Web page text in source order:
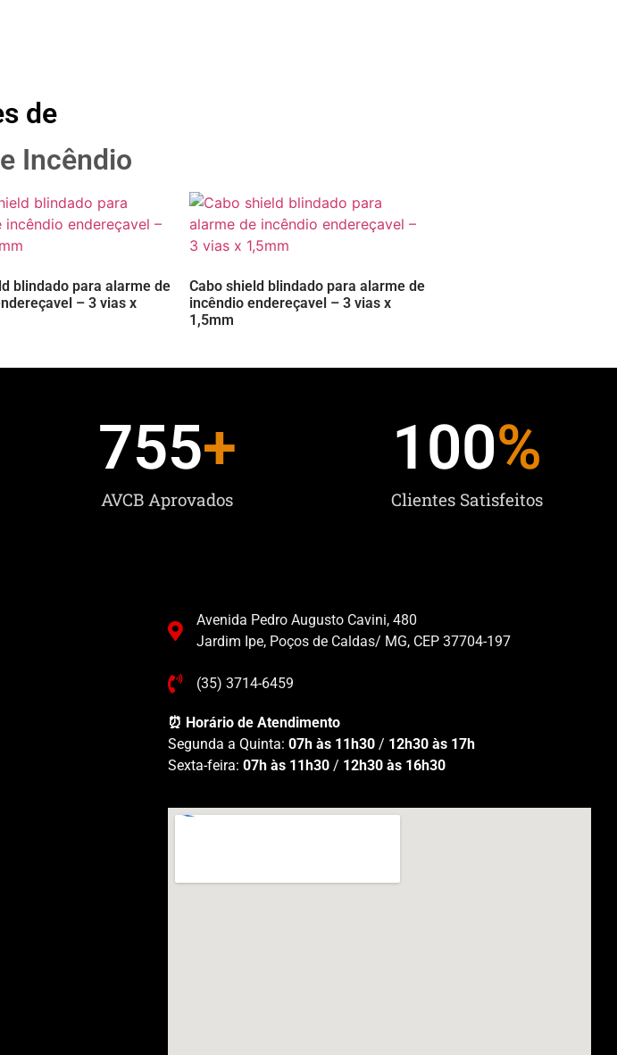
de
Incêndio
blindado para alarme de
– 3 vias x
Cabo shield blindado para alarme de
incêndio endereçavel – 3 vias x
1,5mm
AVCB Aprovados
755+
Clientes Satisfeitos
100%
Avenida Pedro Augusto Cavini, 480
Jardim Ipe, Poços de Caldas/ MG, CEP 37704-197
(35) 3714-6459
⏰ Horário de Atendimento
Segunda a Quinta: 07h às 11h30/ 12h30 às 17h
Sexta-feira: 07h às 11h30/ 12h30 às 16h30